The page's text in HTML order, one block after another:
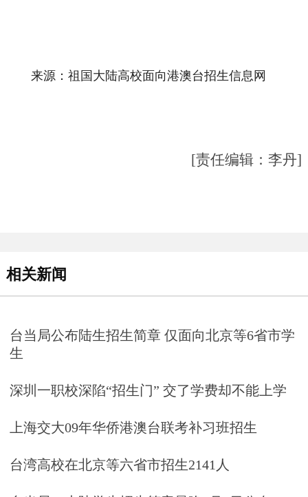
来源：祖国大陆高校面向港澳台招生信息网
[责任编辑：李丹]
相关新闻
台当局公布陆生招生简章 仅面向北京等6省市学
生
深圳一职校深陷“招生门” 交了学费却不能上学
上海交大09年华侨港澳台联考补习班招生
台湾高校在北京等六省市招生2141人